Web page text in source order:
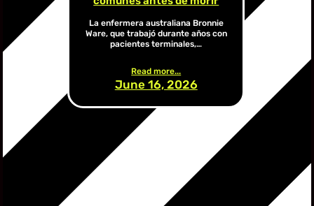
La enfermera australiana Bronnie
Ware, que trabajó durante años con
pacientes terminales,…
Read more...
June 16, 2026